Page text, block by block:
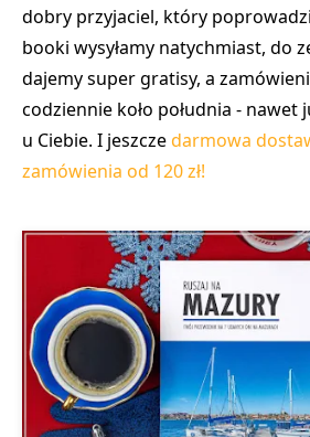
dobry przyjaciel, który poprowadzi
booki wysyłamy natychmiast, do
dajemy super gratisy, a
codziennie koło południa - nawet
u Ciebie. I jeszczedarmowa
zamówienia od 120 zł!